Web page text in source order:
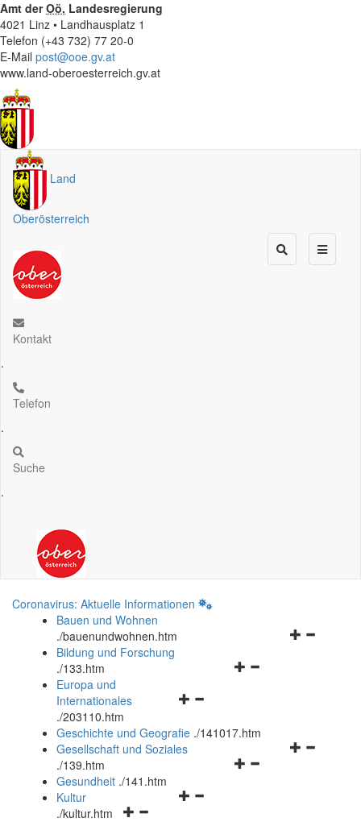
Amt derOö. Landesregierung
4021 Linz • Landhausplatz 1
Telefon (+43 732) 77 20-0
E-Mail post@ooe.gv.at
www.land-oberoesterreich.gv.at
Land
Oberösterreich
Kontakt
.
Telefon
.
Suche
.
Coronavirus: Aktuelle Informationen
Bauen und Wohnen
./bauenundwohnen.htm
Navigationsmenü
Bildung und Forschung
./133.htm
Navigationsmenü
und
schließen
Europa und
Internationales
./203110.htm
Geschichte und Geografie ./141017.htm
Navigationsmenü
Gesellschaft und Soziales
./139.htm
Navigationsmenü
Gesundheit ./141.htm
Navigationsmenü
Kultur
./kultur.htm